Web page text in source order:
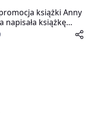
książki Anny
napisała książkę
jeść i pić”.